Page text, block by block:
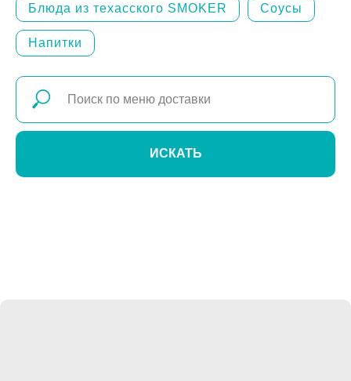
Блюда из техасского SMOKER Соусы
Напитки
ИСКАТЬ